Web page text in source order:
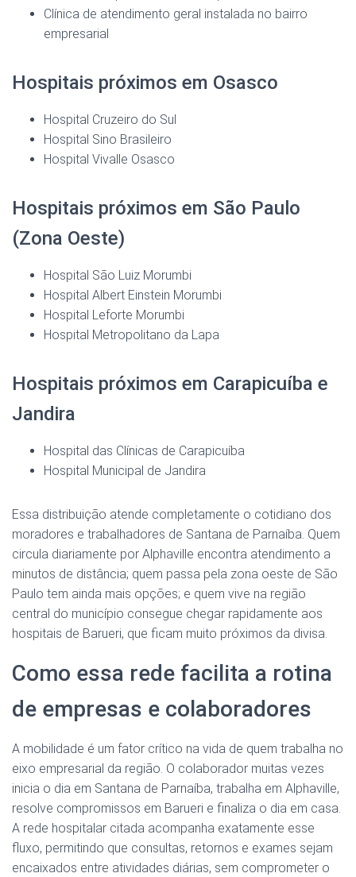
Clínica de atendimento geral instalada no bairro
empresarial
Hospitais próximos em Osasco
Hospital Cruzeiro do Sul
Hospital Sino Brasileiro
Hospital Vivalle Osasco
Hospitais próximos em São Paulo
(Zona Oeste)
Hospital São Luiz Morumbi
Hospital Albert Einstein Morumbi
Hospital Leforte Morumbi
Hospital Metropolitano da Lapa
Hospitais próximos em Carapicuíba e
Jandira
Hospital das Clínicas de Carapicuíba
Hospital Municipal de Jandira
Essa distribuição atende completamente o cotidiano dos
moradores e trabalhadores de Santana de Parnaíba. Quem
circula diariamente por Alphaville encontra atendimento a
minutos de distância; quem passa pela zona oeste de São
Paulo tem ainda mais opções; e quem vive na região
central do município consegue chegar rapidamente aos
hospitais de Barueri, que ficam muito próximos da divisa.
Como essa rede facilita a rotina
de empresas e colaboradores
A mobilidade é um fator crítico na vida de quem trabalha no
eixo empresarial da região. O colaborador muitas vezes
inicia o dia em Santana de Parnaíba, trabalha em Alphaville,
resolve compromissos em Barueri e finaliza o dia em casa.
A rede hospitalar citada acompanha exatamente esse
fluxo, permitindo que consultas, retornos e exames sejam
encaixados entre atividades diárias, sem comprometer o